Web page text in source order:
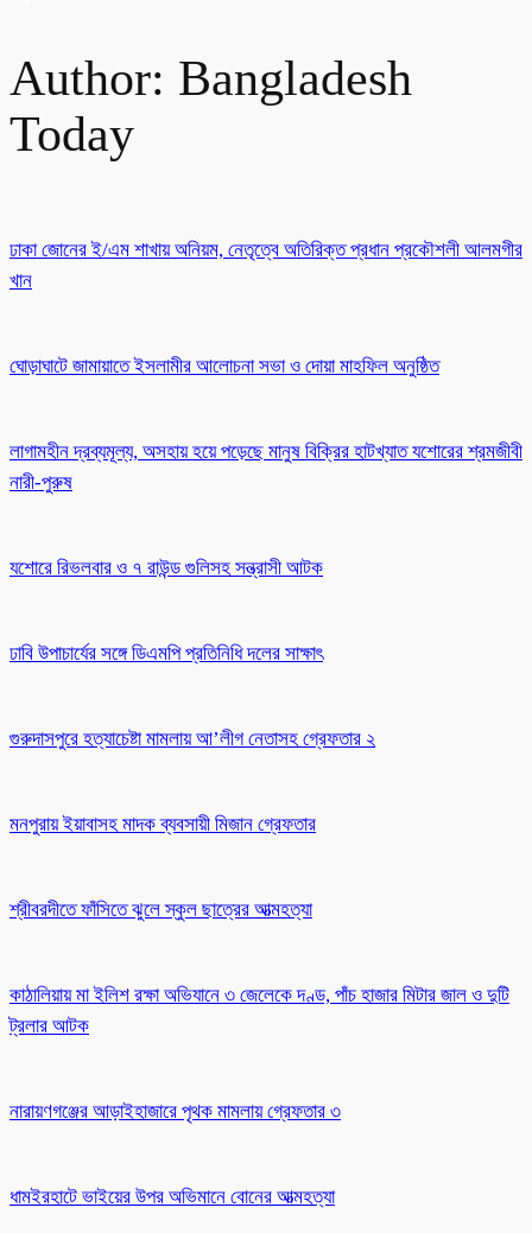
Author: Bangladesh
Today
ঢাকা জোনের ই/এম শাখায় অনিয়ম, নেতৃত্বে অতিরিক্ত প্রধান প্রকৌশলী আলমগীর
খান
ঘোড়াঘাটে জামায়াতে ইসলামীর আলোচনা সভা ও দোয়া মাহফিল অনুষ্ঠিত
লাগামহীন দ্রব্যমূল্য, অসহায় হয়ে পড়েছে মানুষ বিক্রির হাটখ্যাত যশোরের শ্রমজীবী
নারী-পুরুষ
যশোরে রিভলবার ও ৭ রাউন্ড গুলিসহ সন্ত্রাসী আটক
ঢাবি উপাচার্যের সঙ্গে ডিএমপি প্রতিনিধি দলের সাক্ষাৎ
গুরুদাসপুরে হত্যাচেষ্টা মামলায় আ’লীগ নেতাসহ গ্রেফতার ২
মনপুরায় ইয়াবাসহ মাদক ব্যবসায়ী মিজান গ্রেফতার
শ্রীবরদীতে ফাঁসিতে ঝুলে স্কুল ছাত্রের আত্মহত্যা
কাঠালিয়ায় মা ইলিশ রক্ষা অভিযানে ৩ জেলেকে দণ্ড, পাঁচ হাজার মিটার জাল ও দুটি
ট্রলার আটক
নারায়ণগঞ্জের আড়াইহাজারে পৃথক মামলায় গ্রেফতার ৩
ধামইরহাটে ভাইয়ের উপর অভিমানে বোনের আত্মহত্যা